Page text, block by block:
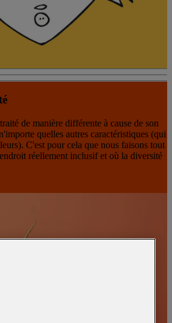
de manière différente à cause de son
quelles autres caractéristiques (qui
C'est pour cela que nous faisons tout
réellement inclusif et où la diversité